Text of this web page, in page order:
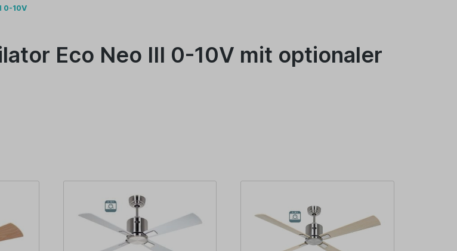
0-10V
Eco Neo III 0-10V mit optionaler